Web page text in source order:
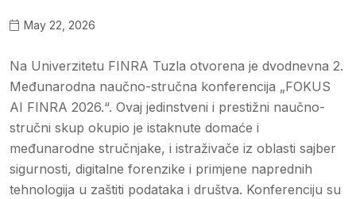
May 22, 2026
Na Univerzitetu FINRA Tuzla otvorena je dvodnevna 2.
Međunarodna naučno-stručna konferencija „FOKUS
AI FINRA 2026.“. Ovaj jedinstveni i prestižni naučno-
stručni skup okupio je istaknute domaće i
međunarodne stručnjake, i istraživače iz oblasti sajber
sigurnosti, digitalne forenzike i primjene naprednih
tehnologija u zaštiti podataka i društva. Konferenciju su